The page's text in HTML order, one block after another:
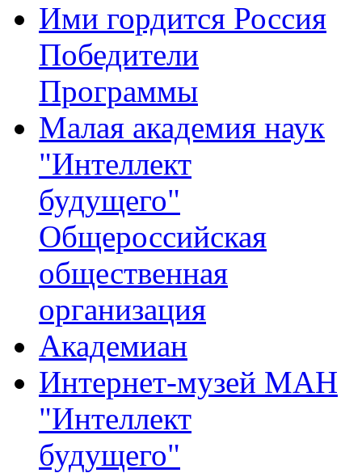
Ими гордится Россия
Победители
Программы
Малая академия наук
"Интеллект
будущего"
Общероссийская
общественная
организация
Академиан
Интернет-музей МАН
"Интеллект
будущего"